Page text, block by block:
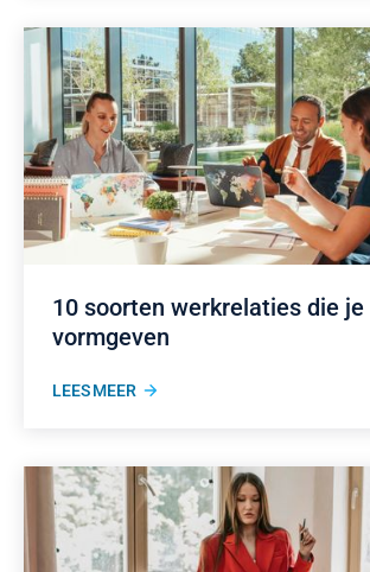
10 soorten werkrelaties die
vormgeven
LEES MEER